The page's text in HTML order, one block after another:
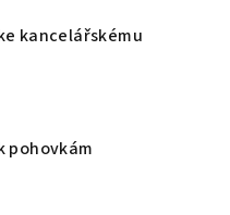
kancelářskému
pohovkám